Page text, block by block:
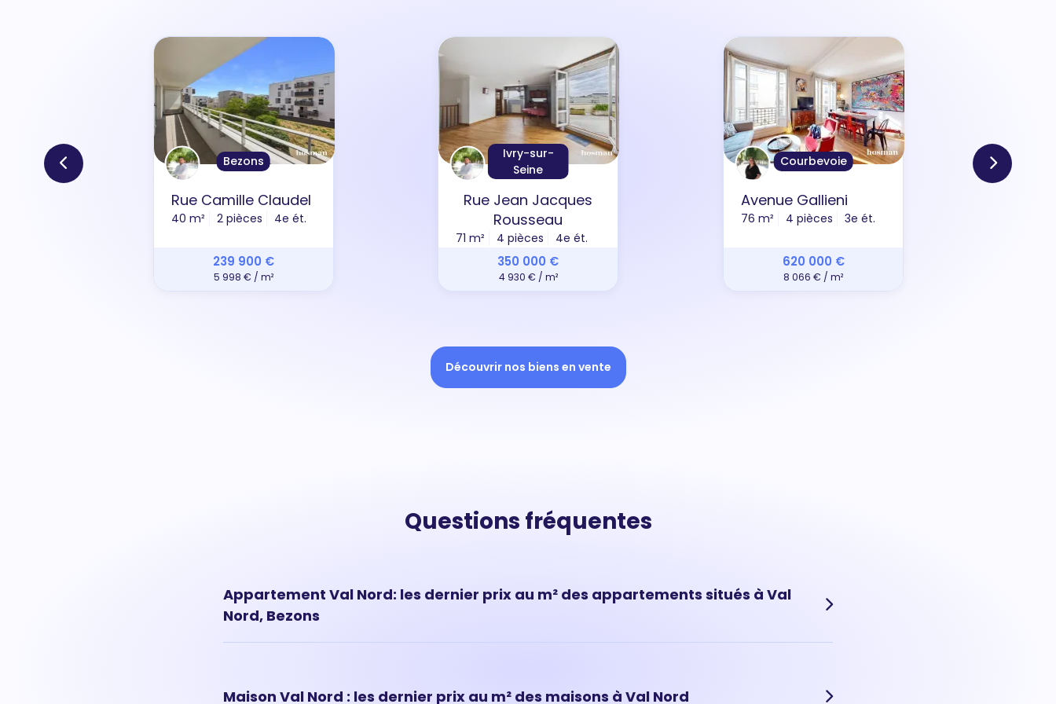
Bezons
Rue Camille Claudel
40 m² 2 pièces 4e ét.
239 900 €
5 998 € / m²
Ivry-sur-
Seine
Rue Jean Jacques
Rousseau
71 m² 4 pièces 4e ét.
350 000 €
4 930 € / m²
Courbevoie
Avenue Gallieni
76 m² 4 pièces 3e ét.
620 000 €
8 066 € / m²
Découvrir nos biens en vente
Questions fréquentes
Appartement Val Nord: les dernier prix au m² des appartements situés à Val
Nord, Bezons
Maison Val Nord : les dernier prix au m² des maisons à Val Nord